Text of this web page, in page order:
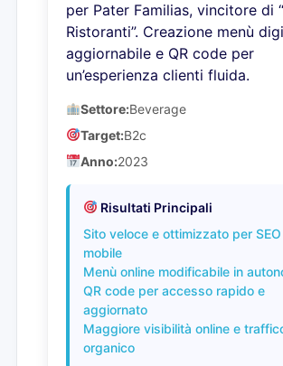
per Pater Familias, vincitore di
Ristoranti”. Creazione menù
aggiornabile e QR code per
un’esperienza clienti fluida.
Settore:Beverage
Target:B2c
Anno:2023
Risultati Principali
Sito veloce e ottimizzato per
mobile
Menù online modificabile in
QR code per accesso rapido e
aggiornato
Maggiore visibilità online e
organico